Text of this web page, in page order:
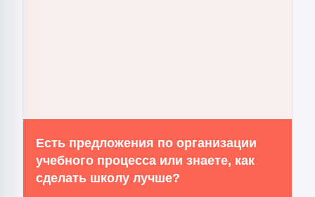
Есть предложения по организации
учебного процесса или знаете, как
сделать школу лучше?